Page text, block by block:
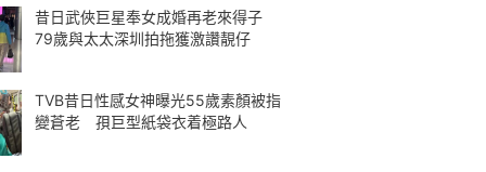
昔日武俠巨星奉女成婚再老來得子
79歲與太太深圳拍拖獲激讚靚仔
TVB昔日性感女神曝光55歲素顏被指
變蒼老 孭巨型紙袋衣着極路人